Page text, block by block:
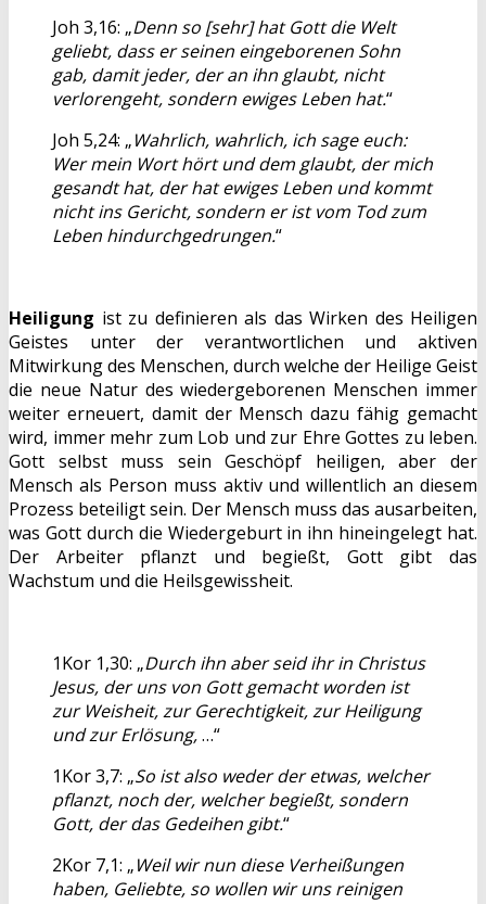
Joh 3,16: „Denn so [sehr] hat Gott die Welt
geliebt, dass er seinen eingeborenen Sohn
gab, damit jeder, der an ihn glaubt, nicht
verlorengeht, sondern ewiges Leben hat.“
Joh 5,24: „Wahrlich, wahrlich, ich sage euch:
Wer mein Wort hört und dem glaubt, der mich
gesandt hat, der hat ewiges Leben und kommt
nicht ins Gericht, sondern er ist vom Tod zum
Leben hindurchgedrungen.“
Heiligung ist zu definieren als das Wirken des Heiligen
Geistes unter der verantwortlichen und aktiven
Mitwirkung des Menschen, durch welche der Heilige Geist
die neue Natur des wiedergeborenen Menschen immer
weiter erneuert, damit der Mensch dazu fähig gemacht
wird, immer mehr zum Lob und zur Ehre Gottes zu leben.
Gott selbst muss sein Geschöpf heiligen, aber der
Mensch als Person muss aktiv und willentlich an diesem
Prozess beteiligt sein. Der Mensch muss das ausarbeiten,
was Gott durch die Wiedergeburt in ihn hineingelegt hat.
Der Arbeiter pflanzt und begießt, Gott gibt das
Wachstum und die Heilsgewissheit.
1Kor 1,30: „Durch ihn aber seid ihr in Christus
Jesus, der uns von Gott gemacht worden ist
zur Weisheit, zur Gerechtigkeit, zur Heiligung
und zur Erlösung,…“
1Kor 3,7: „So ist also weder der etwas, welcher
pflanzt, noch der, welcher begießt, sondern
Gott, der das Gedeihen gibt.“
2Kor 7,1: „Weil wir nun diese Verheißungen
haben, Geliebte, so wollen wir uns reinigen